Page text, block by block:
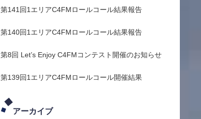
第141回1エリアC4FMロールコール結果報告
第140回1エリアC4FMロールコール結果報告
第8回 Let’s Enjoy C4FMコンテスト開催のお知らせ
第139回1エリアC4FMロールコール開催結果
アーカイブ